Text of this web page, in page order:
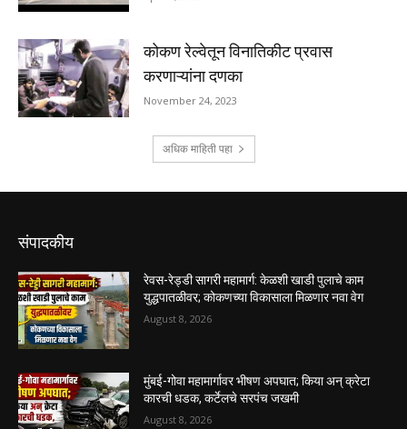
संपादकीय
रेवस-रेड्डी सागरी महामार्ग: केळशी खाडी पुलाचे काम
युद्धपातळीवर; कोकणच्या विकासाला मिळणार नवा वेग
August 8, 2026
मुंबई-गोवा महामार्गावर भीषण अपघात; किया अन् क्रेटा
कारची धडक, कर्टेलचे सरपंच जखमी
August 8, 2026